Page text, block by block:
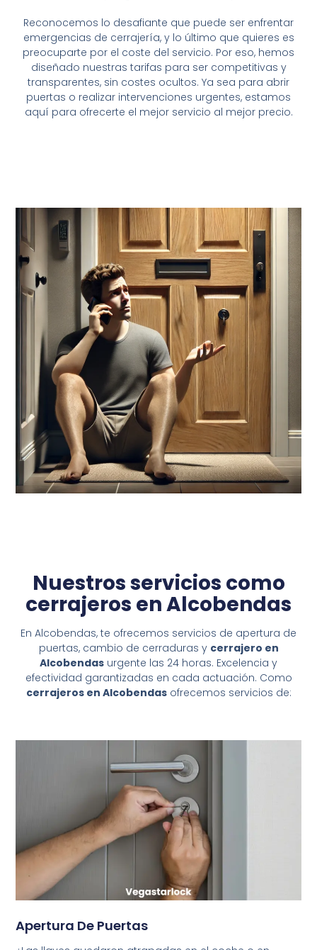
Reconocemos lo desafiante que puede ser enfrentar
emergencias de cerrajería, y lo último que quieres es
preocuparte por el coste del servicio. Por eso, hemos
diseñado nuestras tarifas para ser competitivas y
transparentes, sin costes ocultos. Ya sea para abrir
puertas o realizar intervenciones urgentes, estamos
aquí para ofrecerte el mejor servicio al mejor precio.
Nuestros servicios como
cerrajeros en Alcobendas
En Alcobendas, te ofrecemos servicios de apertura de
puertas, cambio de cerraduras y cerrajero en
Alcobendas urgente las 24 horas. Excelencia y
efectividad garantizadas en cada actuación. Como
cerrajeros en Alcobendasofrecemos servicios de:
Apertura De Puertas